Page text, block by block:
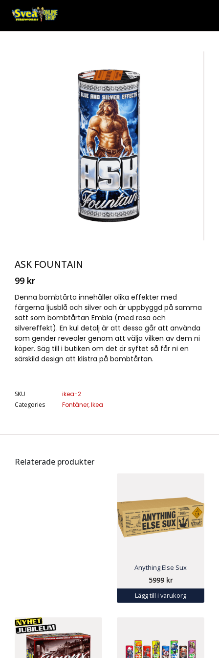
ASK FOUNTAIN
99 kr
Denna bombtårta innehåller olika effekter med
färgerna ljusblå och silver och är uppbyggd på samma
sätt som bombtårtan Embla (med rosa och
silvereffekt). En kul detalj är att dessa går att använda
som gender revealer genom att välja vilken av dem ni
köper. Säg till i butiken om det är syftet så får ni en
särskild design att klistra på bombtårtan.
SKU
ikea-2
Categories
Fontäner,Ikea
Relaterade produkter
Anything Else Sux
5999 kr
Lägg till i varukorg